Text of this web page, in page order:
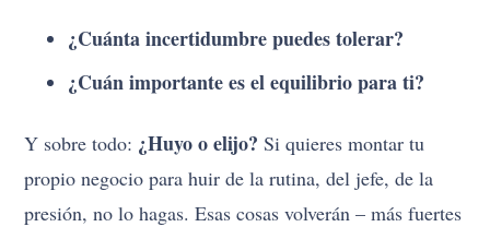
¿Cuánta incertidumbre puedes tolerar?
¿Cuán importante es el equilibrio para ti?
Y sobre todo: ¿Huyo o elijo? Si quieres montar tu
propio negocio para huir de la rutina, del jefe, de la
presión, no lo hagas. Esas cosas volverán – más fuertes